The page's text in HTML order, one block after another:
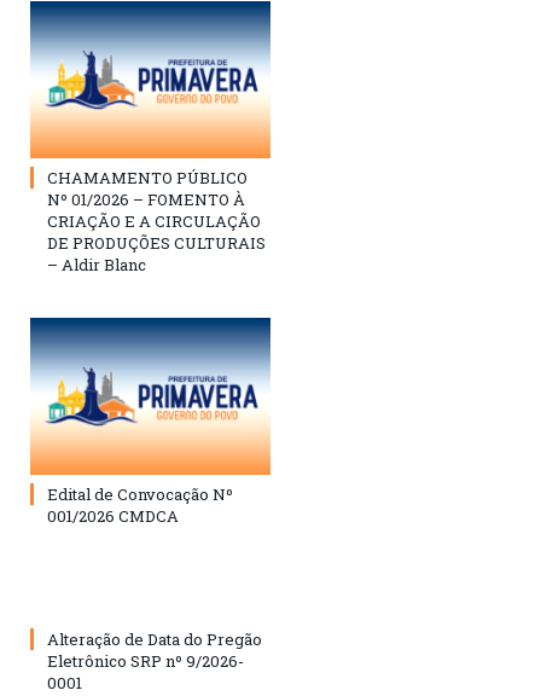
CHAMAMENTO PÚBLICO
Nº 01/2026 – FOMENTO À
CRIAÇÃO E A CIRCULAÇÃO
DE PRODUÇÕES CULTURAIS
– Aldir Blanc
Edital de Convocação Nº
001/2026 CMDCA
Alteração de Data do Pregão
Eletrônico SRP nº 9/2026-
0001